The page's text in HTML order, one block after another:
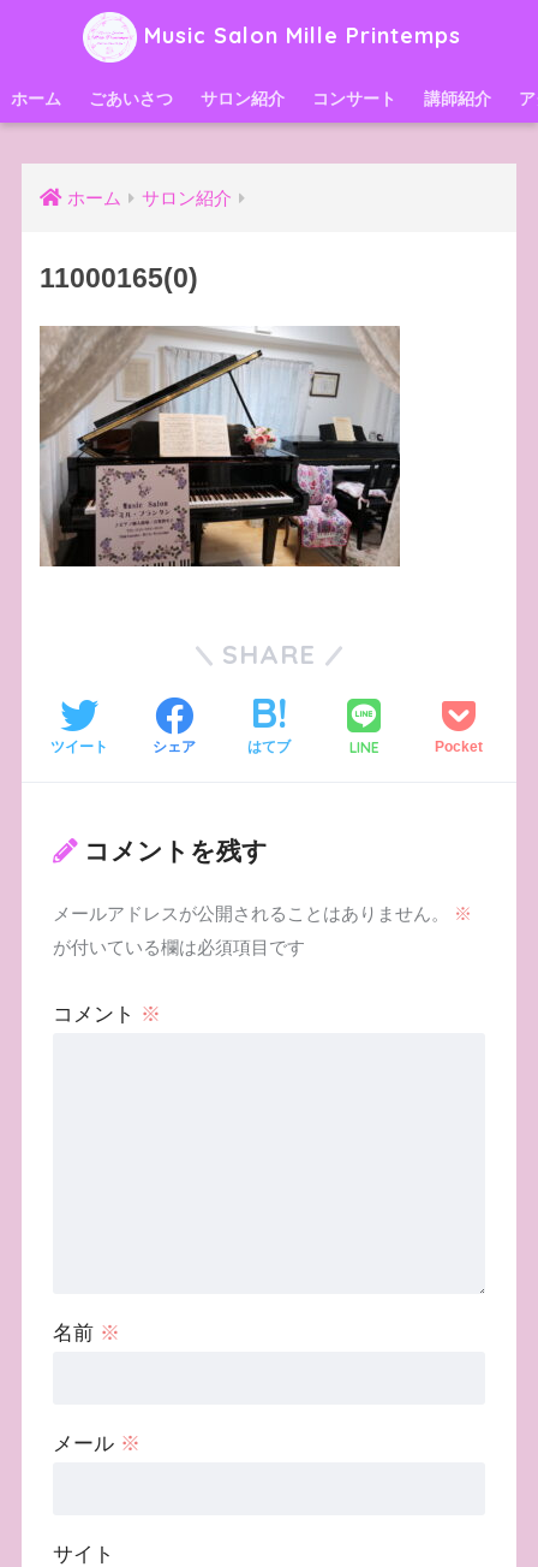
Music Salon Mille Printemps
ホーム ごあいさつ サロン紹介 コンサート 講師紹介
ホーム サロン紹介
11000165(0)
SHARE
ツイート シェア はてブ LINE Pocket
コメントを残す
メールアドレスが公開されることはありません。
※
が付いている欄は必須項目です
コメント ※
名前 ※
メール ※
サイト